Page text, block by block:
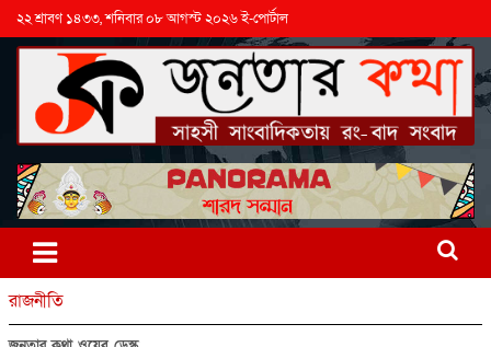
২২ শ্রাবণ ১৪৩৩, শনিবার ০৮ আগস্ট ২০২৬ ই-পোর্টাল
রাজনীতি